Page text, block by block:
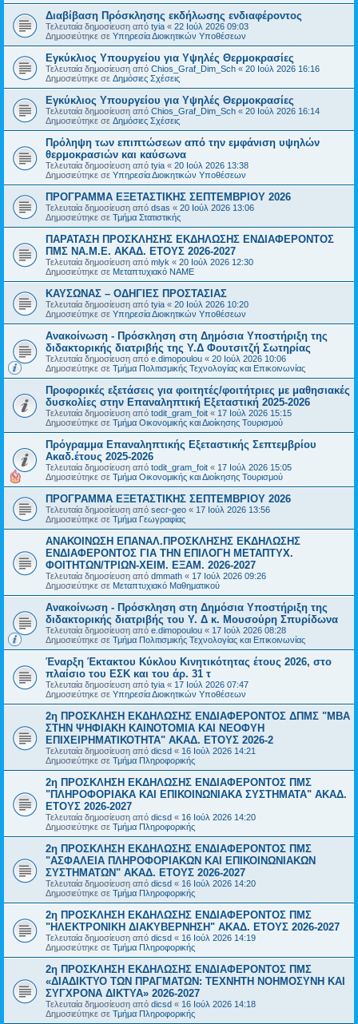
Διαβίβαση Πρόσκλησης εκδήλωσης ενδιαφέροντος
Τελευταία δημοσίευση από tyia « 22 Ιούλ 2026 09:03
Δημοσιεύτηκε σε Υπηρεσία Διοικητικών Υποθέσεων
Εγκύκλιος Υπουργείου για Υψηλές Θερμοκρασίες
Τελευταία δημοσίευση από Chios_Graf_Dim_Sch « 20 Ιούλ 2026 16:16
Δημοσιεύτηκε σε Δημόσιες Σχέσεις
Εγκύκλιος Υπουργείου για Υψηλές Θερμοκρασίες
Τελευταία δημοσίευση από Chios_Graf_Dim_Sch « 20 Ιούλ 2026 16:14
Δημοσιεύτηκε σε Δημόσιες Σχέσεις
Πρόληψη των επιπτώσεων από την εμφάνιση υψηλών
θερμοκρασιών και καύσωνα
Τελευταία δημοσίευση από tyia « 20 Ιούλ 2026 13:38
Δημοσιεύτηκε σε Υπηρεσία Διοικητικών Υποθέσεων
ΠΡΟΓΡΑΜΜΑ ΕΞΕΤΑΣΤΙΚΗΣ ΣΕΠΤΕΜΒΡΙΟΥ 2026
Τελευταία δημοσίευση από dsas « 20 Ιούλ 2026 13:06
Δημοσιεύτηκε σε Τμήμα Στατιστικής
ΠΑΡΑΤΑΣΗ ΠΡΟΣΚΛΗΣΗΣ ΕΚΔΗΛΩΣΗΣ ΕΝΔΙΑΦΕΡΟΝΤΟΣ
ΠΜΣ ΝΑ.Μ.Ε. ΑΚΑΔ. ΕΤΟΥΣ 2026-2027
Τελευταία δημοσίευση από mlyk « 20 Ιούλ 2026 12:30
Δημοσιεύτηκε σε Μεταπτυχιακό ΝΑΜΕ
ΚΑΥΣΩΝΑΣ – ΟΔΗΓΙΕΣ ΠΡΟΣΤΑΣΙΑΣ
Τελευταία δημοσίευση από tyia « 20 Ιούλ 2026 10:20
Δημοσιεύτηκε σε Υπηρεσία Διοικητικών Υποθέσεων
Ανακοίνωση - Πρόσκληση στη Δημόσια Υποστήριξη της
διδακτορικής διατριβής της Υ.Δ Φουτσιτζή Σωτηρίας
Τελευταία δημοσίευση από e.dimopoulou « 20 Ιούλ 2026 10:06
Δημοσιεύτηκε σε Τμήμα Πολιτισμικής Τεχνολογίας και Επικοινωνίας
Προφορικές εξετάσεις για φοιτητές/φοιτήτριες με μαθησιακές
δυσκολίες στην Επαναληπτική Εξεταστική 2025-2026
Τελευταία δημοσίευση από todit_gram_foit « 17 Ιούλ 2026 15:15
Δημοσιεύτηκε σε Τμήμα Οικονομικής και Διοίκησης Τουρισμού
Πρόγραμμα Επαναληπτικής Εξεταστικής Σεπτεμβρίου
Ακαδ.έτους 2025-2026
Τελευταία δημοσίευση από todit_gram_foit « 17 Ιούλ 2026 15:05
Δημοσιεύτηκε σε Τμήμα Οικονομικής και Διοίκησης Τουρισμού
ΠΡΟΓΡΑΜΜΑ ΕΞΕΤΑΣΤΙΚΗΣ ΣΕΠΤΕΜΒΡΙΟΥ 2026
Τελευταία δημοσίευση από secr-geo « 17 Ιούλ 2026 13:56
Δημοσιεύτηκε σε Τμήμα Γεωγραφίας
ΑΝΑΚΟΙΝΩΣΗ ΕΠΑΝΑΛ.ΠΡΟΣΚΛΗΣΗΣ ΕΚΔΗΛΩΣΗΣ
ΕΝΔΙΑΦΕΡΟΝΤΟΣ ΓΙΑ ΤΗΝ ΕΠΙΛΟΓΗ ΜΕΤΑΠΤΥΧ.
ΦΟΙΤΗΤΩΝ/ΤΡΙΩΝ-ΧΕΙΜ. ΕΞΑΜ. 2026-2027
Τελευταία δημοσίευση από dmmath « 17 Ιούλ 2026 09:26
Δημοσιεύτηκε σε Μεταπτυχιακό Μαθηματικού
Ανακοίνωση - Πρόσκληση στη Δημόσια Υποστήριξη της
διδακτορικής διατριβής του Υ. Δ κ. Μουσούρη Σπυρίδωνα
Τελευταία δημοσίευση από e.dimopoulou « 17 Ιούλ 2026 08:28
Δημοσιεύτηκε σε Τμήμα Πολιτισμικής Τεχνολογίας και Επικοινωνίας
Έναρξη Έκτακτου Κύκλου Κινητικότητας έτους 2026, στο
πλαίσιο του ΕΣΚ και του άρ. 31 τ
Τελευταία δημοσίευση από tyia « 17 Ιούλ 2026 07:47
Δημοσιεύτηκε σε Υπηρεσία Διοικητικών Υποθέσεων
2η ΠΡΟΣΚΛΗΣΗ ΕΚΔΗΛΩΣΗΣ ΕΝΔΙΑΦΕΡΟΝΤΟΣ ΔΠΜΣ "ΜΒΑ
ΣΤΗΝ ΨΗΦΙΑΚΗ ΚΑΙΝΟΤΟΜΙΑ ΚΑΙ ΝΕΟΦΥΗ
ΕΠΙΧΕΙΡΗΜΑΤΙΚΟΤΗΤΑ" ΑΚΑΔ. ΕΤΟΥΣ 2026-2
Τελευταία δημοσίευση από dicsd « 16 Ιούλ 2026 14:21
Δημοσιεύτηκε σε Τμήμα Πληροφορικής
2η ΠΡΟΣΚΛΗΣΗ ΕΚΔΗΛΩΣΗΣ ΕΝΔΙΑΦΕΡΟΝΤΟΣ ΠΜΣ
"ΠΛΗΡΟΦΟΡΙΑΚΑ ΚΑΙ ΕΠΙΚΟΙΝΩΝΙΑΚΑ ΣΥΣΤΗΜΑΤΑ" ΑΚΑΔ.
ΕΤΟΥΣ 2026-2027
Τελευταία δημοσίευση από dicsd « 16 Ιούλ 2026 14:20
Δημοσιεύτηκε σε Τμήμα Πληροφορικής
2η ΠΡΟΣΚΛΗΣΗ ΕΚΔΗΛΩΣΗΣ ΕΝΔΙΑΦΕΡΟΝΤΟΣ ΠΜΣ
"ΑΣΦΑΛΕΙΑ ΠΛΗΡΟΦΟΡΙΑΚΩΝ ΚΑΙ ΕΠΙΚΟΙΝΩΝΙΑΚΩΝ
ΣΥΣΤΗΜΑΤΩΝ" ΑΚΑΔ. ΕΤΟΥΣ 2026-2027
Τελευταία δημοσίευση από dicsd « 16 Ιούλ 2026 14:20
Δημοσιεύτηκε σε Τμήμα Πληροφορικής
2η ΠΡΟΣΚΛΗΣΗ ΕΚΔΗΛΩΣΗΣ ΕΝΔΙΑΦΕΡΟΝΤΟΣ ΠΜΣ
"ΗΛΕΚΤΡΟΝΙΚΗ ΔΙΑΚΥΒΕΡΝΗΣΗ" ΑΚΑΔ. ΕΤΟΥΣ 2026-2027
Τελευταία δημοσίευση από dicsd « 16 Ιούλ 2026 14:19
Δημοσιεύτηκε σε Τμήμα Πληροφορικής
2η ΠΡΟΣΚΛΗΣΗ ΕΚΔΗΛΩΣΗΣ ΕΝΔΙΑΦΕΡΟΝΤΟΣ ΠΜΣ
«ΔΙΑΔΙΚΤΥΟ ΤΩΝ ΠΡΑΓΜΑΤΩΝ: ΤΕΧΝΗΤΗ ΝΟΗΜΟΣΥΝΗ ΚΑΙ
ΣΥΓΧΡΟΝΑ ΔΙΚΤΥΑ» 2026-2027
Τελευταία δημοσίευση από dicsd « 16 Ιούλ 2026 14:18
Δημοσιεύτηκε σε Τμήμα Πληροφορικής